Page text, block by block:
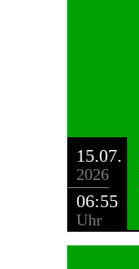
15.07.
2026
06:55
Uhr